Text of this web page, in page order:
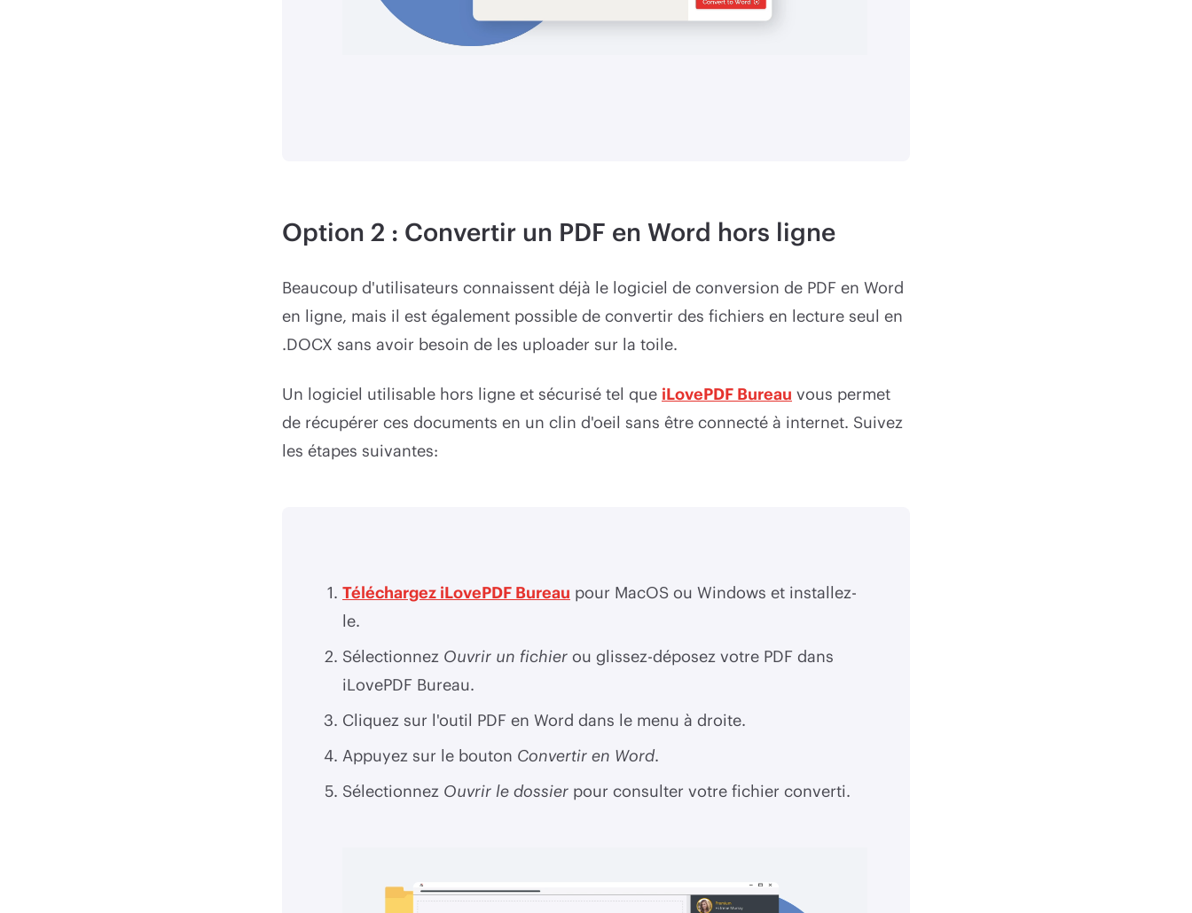
Option 2 : Convertir un PDF en Word hors ligne
Beaucoup d'utilisateurs connaissent déjà le logiciel de conversion de PDF en Word
en ligne, mais il est également possible de convertir des fichiers en lecture seul en
.DOCX sans avoir besoin de les uploader sur la toile.
Un logiciel utilisable hors ligne et sécurisé tel que iLovePDF Bureau vous permet
de récupérer ces documents en un clin d'oeil sans être connecté à internet. Suivez
les étapes suivantes:
Téléchargez iLovePDF Bureau pour MacOS ou Windows et installez-
le.
Sélectionnez Ouvrir un fichier ou glissez-déposez votre PDF dans
iLovePDF Bureau.
Cliquez sur l'outil PDF en Word dans le menu à droite.
Appuyez sur le bouton Convertir en Word.
Sélectionnez Ouvrir le dossier pour consulter votre fichier converti.